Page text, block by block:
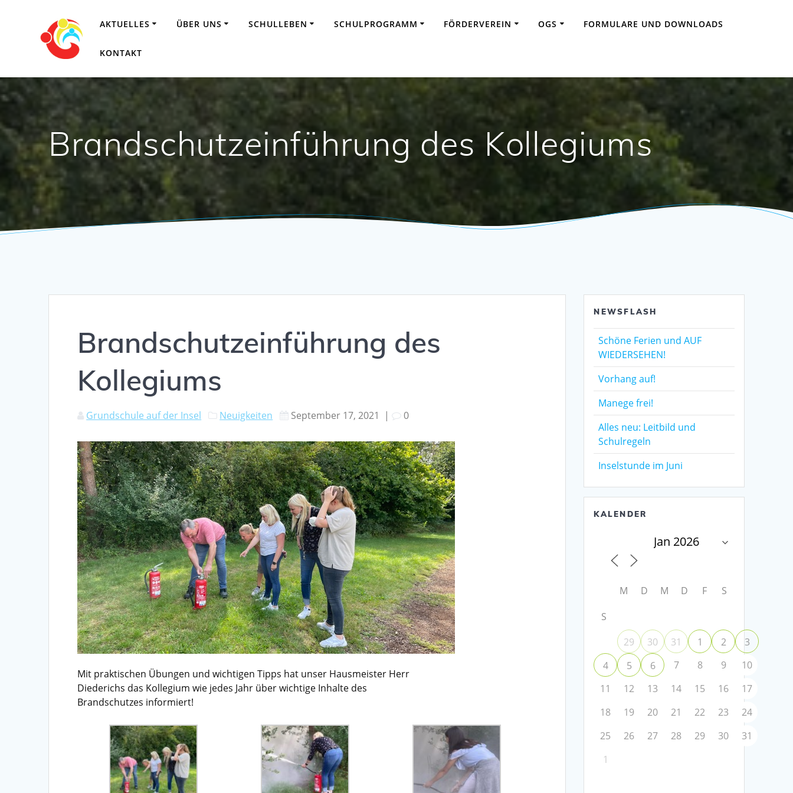
AKTUELLES ÜBER UNS SCHULLEBEN SCHULPROGRAMM FÖRDERVEREIN OGS FORMULARE UND DOWNLOADS
KONTAKT
Brandschutzeinführung des Kollegiums
Brandschutzeinführung des
Kollegiums
Grundschule auf der Insel Neuigkeiten September 17, 2021 | 0
Mit praktischen Übungen und wichtigen Tipps hat unser Hausmeister Herr
Diederichs das Kollegium wie jedes Jahr über wichtige Inhalte des
Brandschutzes informiert!
NEWSFLASH
Schöne Ferien und AUF
WIEDERSEHEN!
Vorhang auf!
Manege frei!
Alles neu: Leitbild und
Schulregeln
Inselstunde im Juni
KALENDER
M D M D F
S
S
29
30 31 1 2
3
4
5 6 7 8 9
10
11
12 13 14 15 16
17
18
19 20 21 22 23
24
25
26 27 28 29 30
31
1